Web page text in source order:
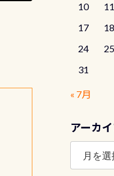
10
11
17
18
24
25
31
« 7月
アーカ
ア
カ